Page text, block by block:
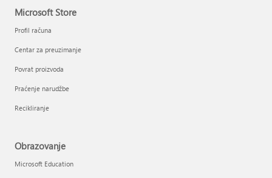
Microsoft Store
Profil računa
Centar za preuzimanje
Povrat proizvoda
Praćenje narudžbe
Recikliranje
Obrazovanje
Microsoft Education